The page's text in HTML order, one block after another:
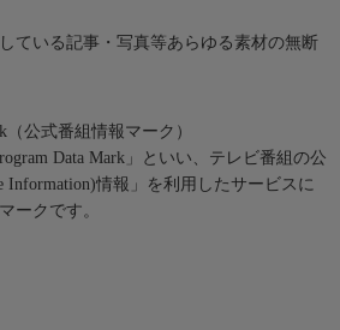
ている記事・写真等あらゆる素材の無断
（公式番組情報マーク）
Data Mark」といい、テレビ番組の公
Information)情報」を利用したサービスに
ークです。